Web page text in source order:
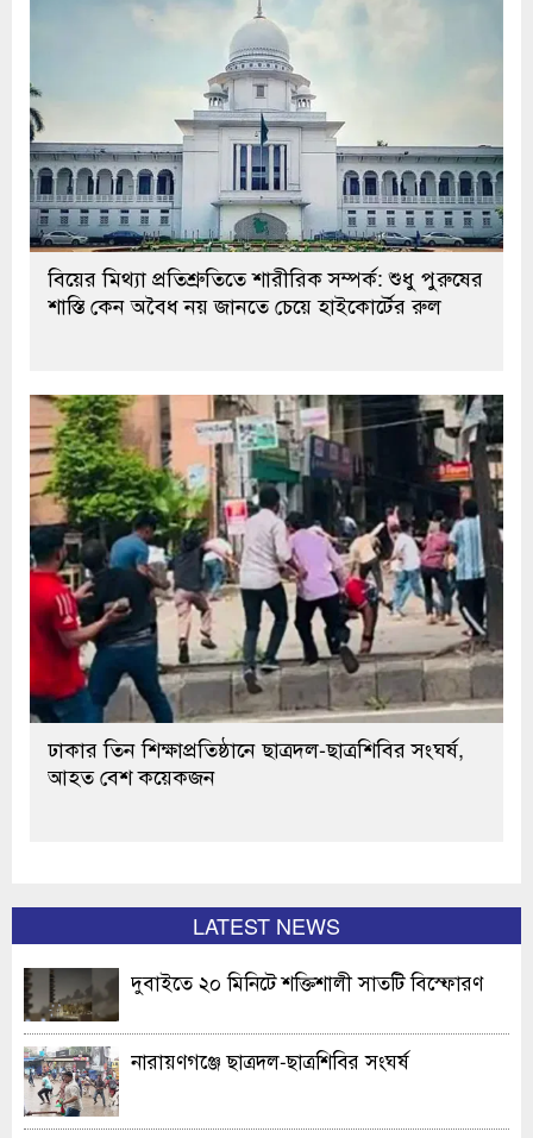
বিয়ের মিথ্যা প্রতিশ্রুতিতে শারীরিক সম্পর্ক: শুধু পুরুষের
শাস্তি কেন অবৈধ নয় জানতে চেয়ে হাইকোর্টের রুল
ঢাকার তিন শিক্ষাপ্রতিষ্ঠানে ছাত্রদল-ছাত্রশিবির সংঘর্ষ,
আহত বেশ কয়েকজন
LATEST NEWS
দুবাইতে ২০ মিনিটে শক্তিশালী সাতটি বিস্ফোরণ
নারায়ণগঞ্জে ছাত্রদল-ছাত্রশিবির সংঘর্ষ